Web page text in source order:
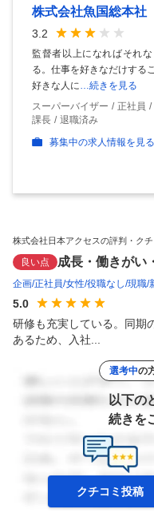
株式会社魚国総本社
3.2
監督者以上になればそれ
る。仕事を好きなだけする
好きな人に …続きを見る
スーパーバイザー
正社員
課長
退職済み
募集中の求人情報を見る
株式会社日本アクセスの評判・ク
良い点 成長・働きがい
企画 正社員 女性 役職なし 現職
5.0
研修も充実している。同期
あるため、入社...
選考中の
以下の
続きを
クチコミ投稿